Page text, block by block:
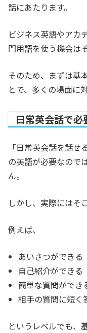
話にあたります。
ビジネス英語やアカ
門用語を使う機会は
そのため、まずは基
とで、多くの場面に
日常英会話で
「日常英会話を話
の英語が必要なので
ん。
しかし、実際にはそ
例えば、
あいさつができる
自己紹介ができる
簡単な質問ができ
相手の質問に短く
というレベルでも、